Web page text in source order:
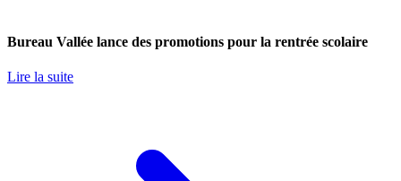
Bureau Vallée lance des promotions pour la rentrée scolaire
Lire la suite